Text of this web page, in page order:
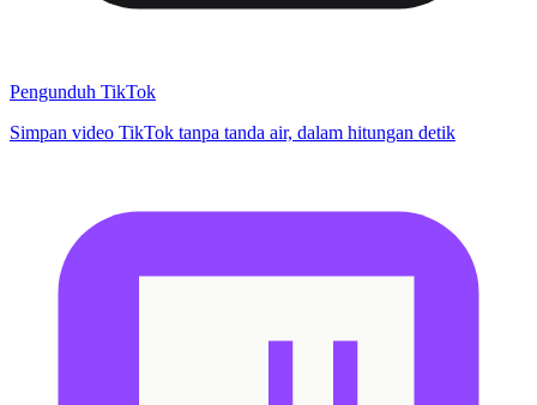
Pengunduh TikTok
Simpan video TikTok tanpa tanda air, dalam hitungan detik